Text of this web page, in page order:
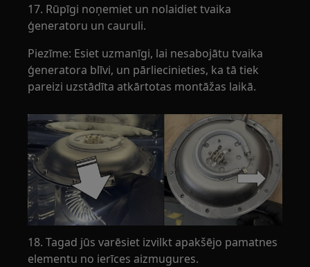
17. Rūpīgi noņemiet un nolaidiet tvaika
ģeneratoru un cauruli.
Piezīme: Esiet uzmanīgi, lai nesabojātu tvaika
ģeneratora blīvi, un pārliecinieties, ka tā tiek
pareizi uzstādīta atkārtotas montāžas laikā.
18. Tagad jūs varēsiet izvilkt apakšējo pamatnes
elementu no ierīces aizmugures.